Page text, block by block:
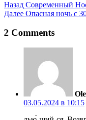
Назад Современный
Далее Опасная ночь с
2 Comments
03.05.2024 в 10:15